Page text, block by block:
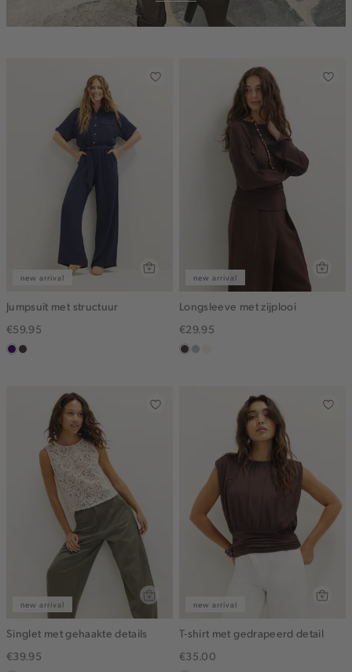
new arrival
Jumpsuit met structuur
€59.95
indigochoco
new arrival
Longsleeve met zijplooi
€29.95
chocoblauw,
new arrival
Singlet met gehaakte details
€39.95
new arrival
T-shirt met gedrapeerd detail
€35.00